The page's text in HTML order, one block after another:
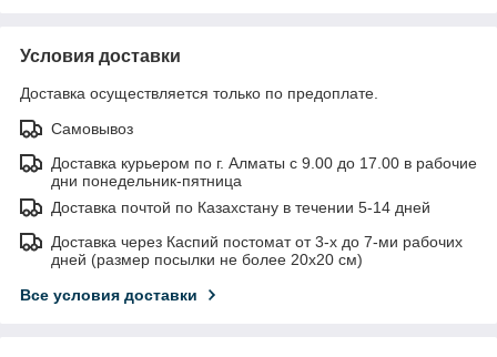
Условия доставки
Доставка осуществляется только по предоплате.
Самовывоз
Доставка курьером по г. Алматы с 9.00 до 17.00 в рабочие
дни понедельник-пятница
Доставка почтой по Казахстану в течении 5-14 дней
Доставка через Каспий постомат от 3-х до 7-ми рабочих
дней (размер посылки не более 20х20 см)
Все условия доставки